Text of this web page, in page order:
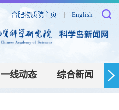
合肥物质院主页 | English
一线动态 综合新闻